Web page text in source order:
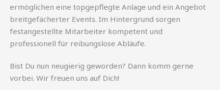
ermöglichen eine topgepflegte Anlage und ein Angebot
breitgefächerter Events. Im Hintergrund sorgen
festangestellte Mitarbeiter kompetent und
professionell für reibungslose Abläufe.
Bist Du nun neugierig geworden? Dann komm gerne
vorbei. Wir freuen uns auf Dich!